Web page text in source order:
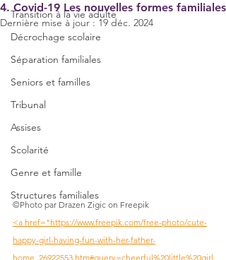
Transition à la vie adulte
Décrochage scolaire
Séparation familiales
Seniors et familles
Tribunal
Assises
Scolarité
Genre et famille
Structures familiales
4. Covid-19 Les nouvelles formes familiales
Dernière mise à jour : 19 déc. 2024
©Photo par Drazen Zigic on Freepik
<a href="https://www.freepik.com/free-photo/cute-
happy-girl-having-fun-with-her-father-
home_26922553.htm#query=cheerful%20little%20girl